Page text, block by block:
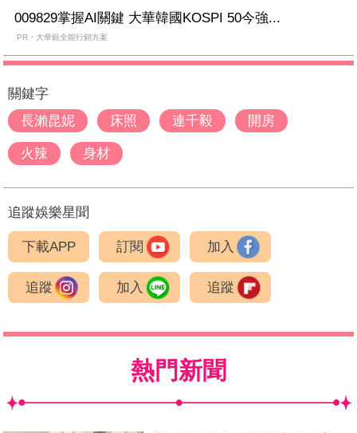
009829掌握AI關鍵 大華韓國KOSPI 50今強...
PR・大華銀全能行銷方案
關鍵字
長瀨昆妮
床照 連千毅 開房
火辣 身材
追蹤娛樂星聞
下載APP 訂閱 加入
追蹤 加入 追蹤
熱門新聞